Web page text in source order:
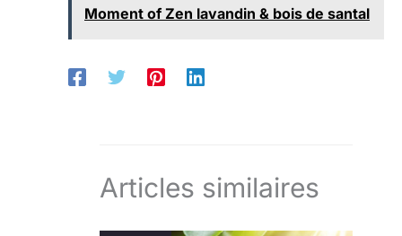
Moment of Zen lavandin & bois de santal
Articles similaires